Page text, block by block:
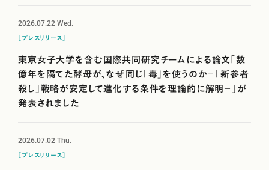
2026.07.22 Wed.
［プレスリリース］
東京女子大学を含む国際共同研究チームによる論文「数
億年を隔てた酵母が、なぜ同じ「毒」を使うのか－「新参者
殺し」戦略が安定して進化する条件を理論的に解明－」が
発表されました
2026.07.02 Thu.
［プレスリリース］